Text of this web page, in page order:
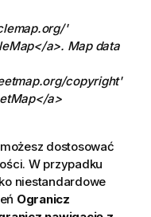
'
a>. Map data
copyright'
a>
dostosować
W przypadku
niestandardowe
Ogranicz